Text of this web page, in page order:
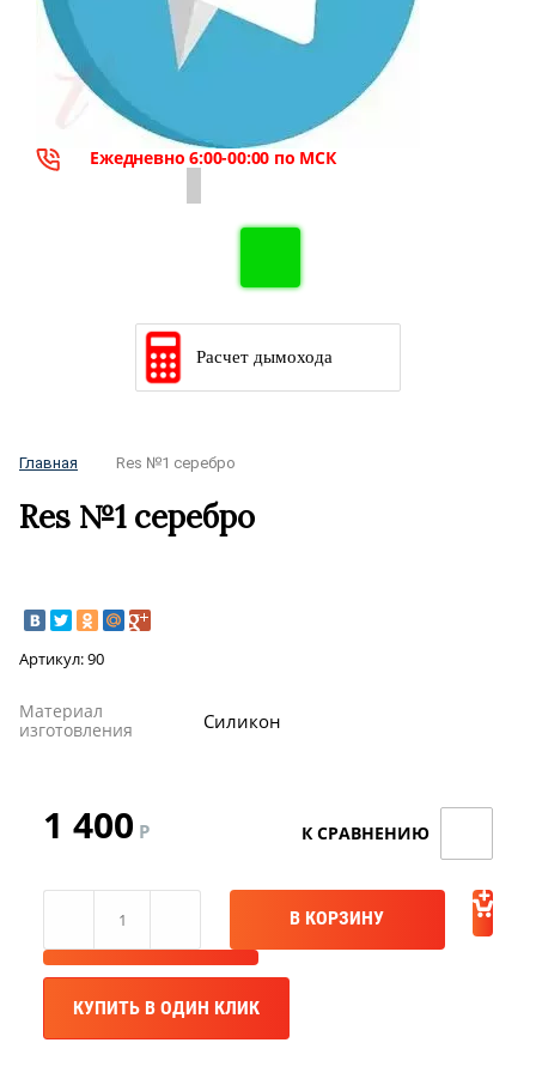
Ежедневно 6:00-00:00 по МСК
Расчет дымохода
Акция TMF!
Успей купить "Легенду! по старой цене!
Мангазея - первым покупателям скидка
Главная Res №1 серебро
Res №1 серебро
Артикул:90
Материал
изготовления
Силикон
1 400 Р
В КОРЗИНУ
КУПИТЬ В ОДИН КЛИК